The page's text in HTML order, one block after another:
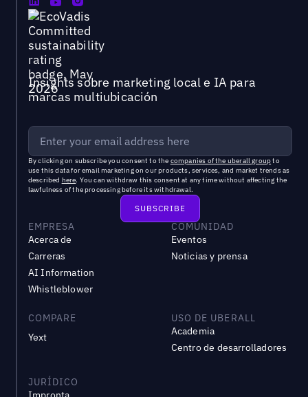
Insights sobre marketing local e IA para
marcas multiubicación
By clicking on subscribe you consent to the companies of the uberall groupto
use this data for email marketing on our products, services, and market trends as
described here. You can withdraw this consent at any time without affecting the
lawfulness of the processing before its withdrawal.
EMPRESA
Acerca de
Carreras
AI Information
Whistleblower
COMUNIDAD
Eventos
Noticias y prensa
COMPARE
Yext
USO DE UBERALL
Academia
Centro de desarrolladores
JURÍDICO